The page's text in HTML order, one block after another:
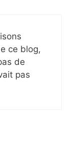
ce blog,
de
pas